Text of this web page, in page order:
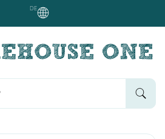
DE